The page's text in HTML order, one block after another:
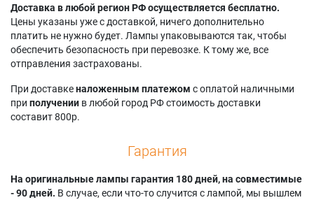
PZ30X
3d Perception SX
15e
3d Perception SX 15i
3d Perception SX
3d Perception SX
25+E
3d Perception SX
3d Perception SX 30i
3d Perception SX 40
iVISION HD-X
Digital Projection
iVISION HD7
Digital Projection
IVISION SX
iVISION SX PLUS
Matrix 1500
Projectiondesign
Projectiondesign
ACTION 1 MKIII
SXGA-6
Projectiondesign F1
XGA
Projectiondesign F1
F1+ SXGA+
Projectiondesign
Toshiba F1+
Toshiba TDP-F1
Доставка в любой регион РФ осуществляется бесплатно.
Цены указаны уже с доставкой, ничего дополнительно
платить не нужно будет. Лампы упаковываются так, чтобы
обеспечить безопасность при перевозке. К тому же, все
отправления застрахованы.
При доставкеналоженным платежом с оплатой наличными
при получении в любой город РФ стоимость доставки
составит 800р.
Гарантия
На оригинальные лампы гарантия 180 дней, на совместимые
- 90 дней. В случае, если что-то случится с лампой, мы вышлем